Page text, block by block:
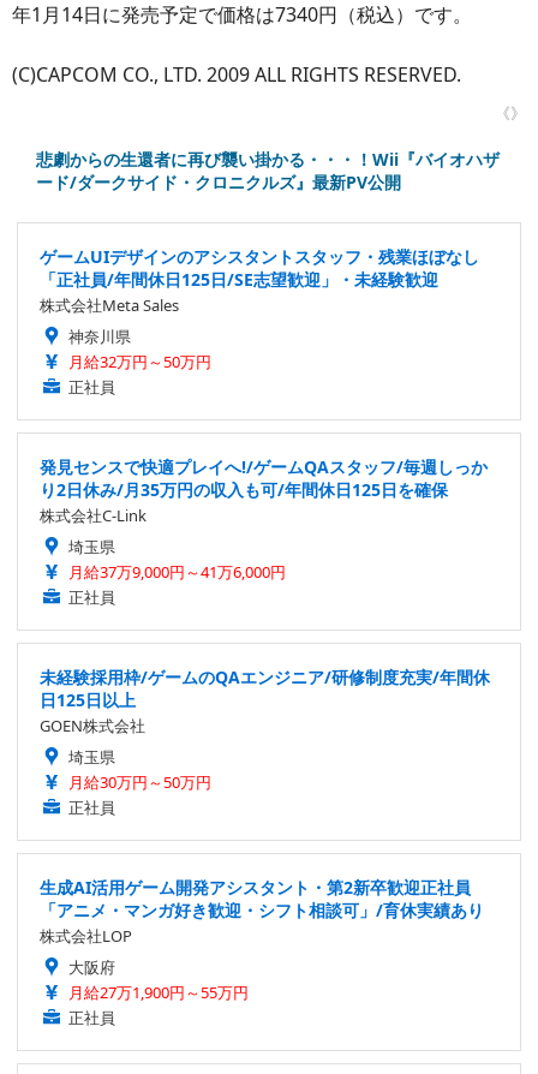
年1月14日に発売予定で価格は7340円（税込）です。
(C)CAPCOM CO., LTD. 2009 ALL RIGHTS RESERVED.
《》
悲劇からの生還者に再び襲い掛かる・・・！Wii『バイオハザ
ード/ダークサイド・クロニクルズ』最新PV公開
ゲームUIデザインのアシスタントスタッフ・残業ほぼなし
「正社員/年間休日125日/SE志望歓迎」・未経験歓迎
株式会社Meta Sales
神奈川県
月給32万円～50万円
正社員
発見センスで快適プレイへ!/ゲームQAスタッフ/毎週しっか
り2日休み/月35万円の収入も可/年間休日125日を確保
株式会社C-Link
埼玉県
月給37万9,000円～41万6,000円
正社員
未経験採用枠/ゲームのQAエンジニア/研修制度充実/年間休
日125日以上
GOEN株式会社
埼玉県
月給30万円～50万円
正社員
生成AI活用ゲーム開発アシスタント・第2新卒歓迎正社員
「アニメ・マンガ好き歓迎・シフト相談可」/育休実績あり
株式会社LOP
大阪府
月給27万1,900円～55万円
正社員